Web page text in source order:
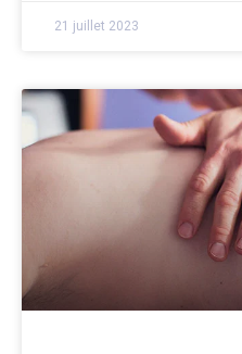
21 juillet 2023